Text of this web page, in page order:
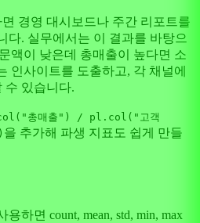
경영 대시보드나 주간 리포트를
다. 실무에서는 이 결과를 바탕으
액이 낮은데 총매출이 높다면 소
인사이트를 도출하고, 각 채널에
수 있습니다.
총매출") / pl.col("고객
을 추가해 파생 지표도 쉽게 만들
용하면 count, mean, std, min, max